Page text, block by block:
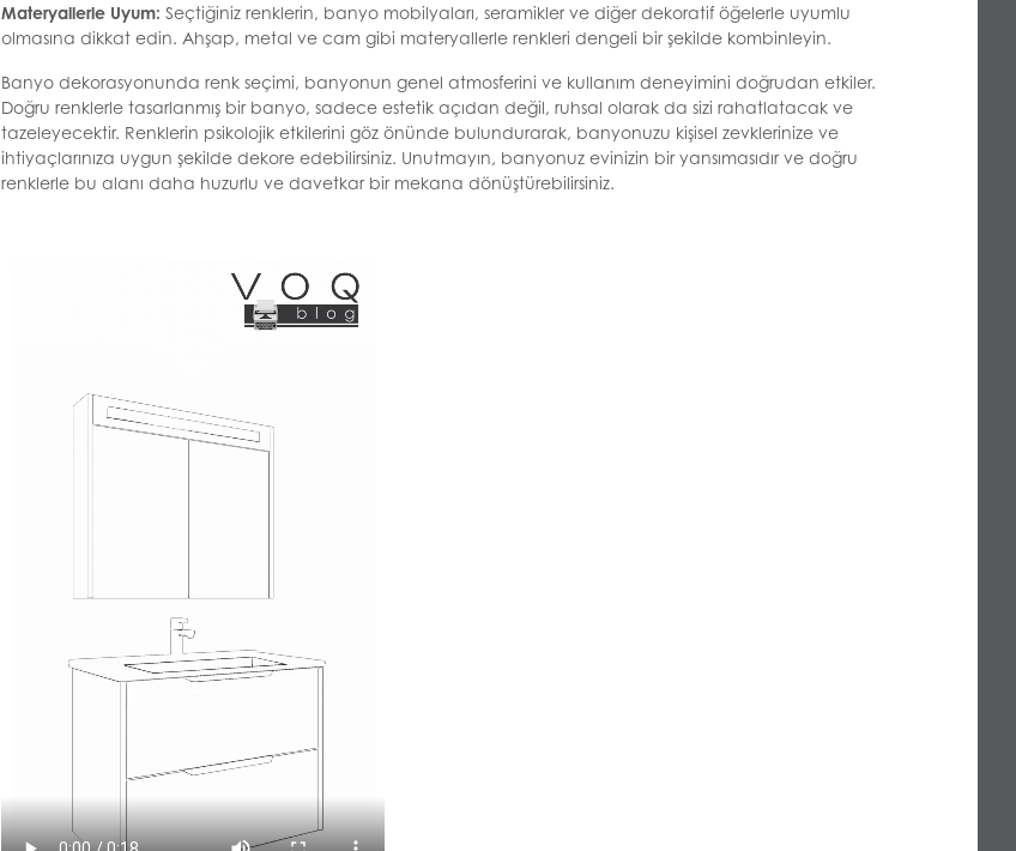
Materyallerle Uyum: Seçtiğiniz renklerin, banyo mobilyaları, seramikler ve diğer dekoratif öğelerle uyumlu
olmasına dikkat edin. Ahşap, metal ve cam gibi materyallerle renkleri dengeli bir şekilde kombinleyin.
Banyo dekorasyonunda renk seçimi, banyonun genel atmosferini ve kullanım deneyimini doğrudan etkiler.
Doğru renklerle tasarlanmış bir banyo, sadece estetik açıdan değil, ruhsal olarak da sizi rahatlatacak ve
tazeleyecektir. Renklerin psikolojik etkilerini göz önünde bulundurarak, banyonuzu kişisel zevklerinize ve
ihtiyaçlarınıza uygun şekilde dekore edebilirsiniz. Unutmayın, banyonuz evinizin bir yansımasıdır ve doğru
renklerle bu alanı daha huzurlu ve davetkar bir mekana dönüştürebilirsiniz.